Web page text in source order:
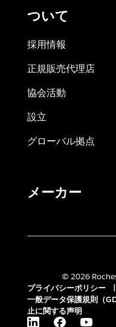
ついて
採用情報
正規販売代理店
協会活動
設立
グローバル拠点
メーカー
© 2026
プライバシーポリシー
一般データ保護規則（
止に関する声明